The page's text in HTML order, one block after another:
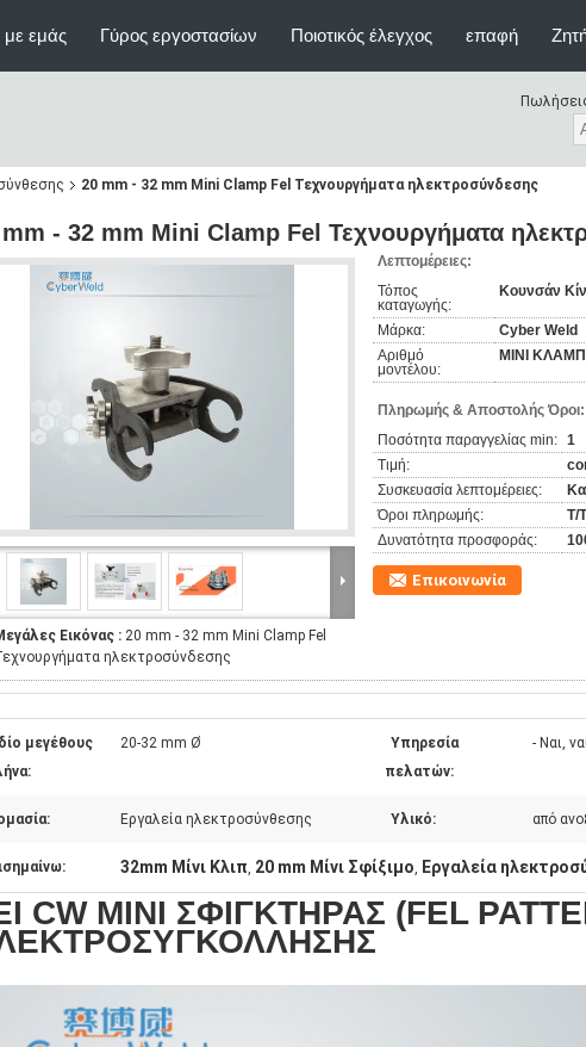
με εμάς Γύρος εργοστασίων Ποιοτικός έλεγχος επαφή
20 mm - 32 mm Mini Clamp Fel Τεχνουργήματα ηλεκτροσύνδεσης
- 32 mm Mini Clamp Fel Τεχνουργήματα
Εικόνας : 20 mm - 32 mm Mini Clamp Fel
ηλεκτροσύνδεσης
Λεπτομέρειες:
Τόπος
καταγωγής:
Κουνσάν
Μάρκα:
Cyber Weld
Αριθμό
μοντέλου:
ΜΙΝΙ
Πληρωμής & Αποστολής Όροι:
Ποσότητα παραγγελίας min: 1
Τιμή:
Συσκευασία λεπτομέρειες:
Όροι πληρωμής:
T/
Δυνατότητα προσφοράς:
Επικοινωνία
μεγέθους
20-32 mm Ø
Υπηρεσία
πελατών:
- Ναι,
Εργαλεία ηλεκτροσύνθεσης Υλικό: από
32mm Μίνι Κλιπ, 20 mm Μίνι Σφίξιμο, Εργαλεία
CW MINI ΣΦΙΓΚΤΗΡΑΣ (FEL